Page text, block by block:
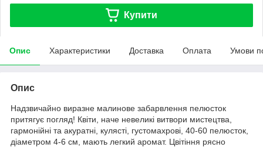
Купити
Опис Характеристики Доставка Оплата Умови
Опис
Надзвичайно виразне малинове забарвлення пелюсток
притягує погляд! Квіти, наче невеликі витвори мистецтва,
гармонійні та акуратні, кулясті, густомахрові, 40-60 пелюсток,
діаметром 4-6 см, мають легкий аромат. Цвітіння рясно